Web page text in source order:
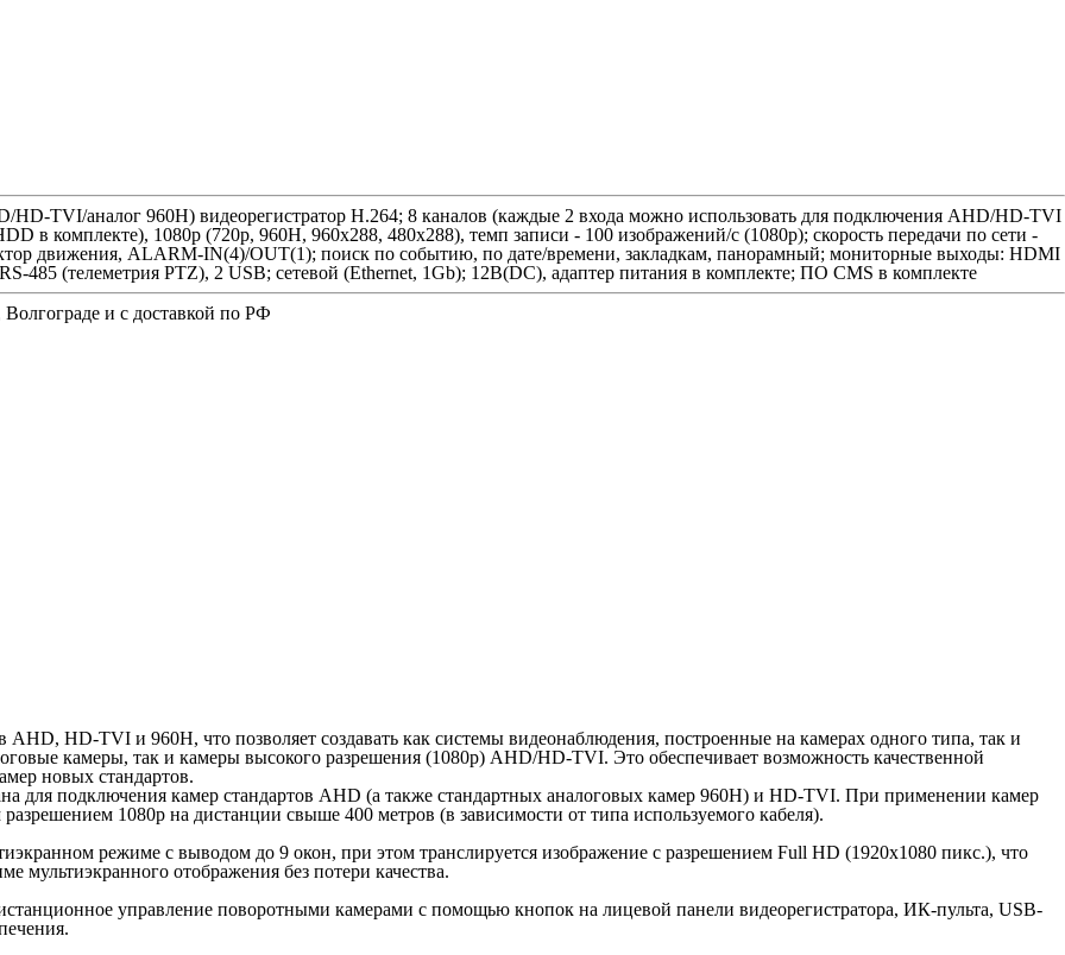
TVI/аналог 960H) видеорегистратор H.264; 8 каналов (каждые 2 входа можно использовать для подключения AHD/HD-TVI
в комплекте), 1080p (720p, 960H, 960x288, 480x288), темп записи - 100 изображений/с (1080p); скорость передачи по сети -
движения, ALARM-IN(4)/OUT(1); поиск по событию, по дате/времени, закладкам, панорамный; мониторные выходы: HDMI
485 (телеметрия PTZ), 2 USB; сетевой (Ethernet, 1Gb); 12В(DC), адаптер питания в комплекте; ПО CMS в комплекте
и с доставкой по РФ
HD-TVI и 960H, что позволяет создавать как системы видеонаблюдения, построенные на камерах одного типа, так и
камеры, так и камеры высокого разрешения (1080p) AHD/HD-TVI. Это обеспечивает возможность качественной
новых стандартов.
для подключения камер стандартов AHD (а также стандартных аналоговых камер 960H) и HD-TVI. При применении камер
1080p на дистанции свыше 400 метров (в зависимости от типа используемого кабеля).
режиме с выводом до 9 окон, при этом транслируется изображение с разрешением Full HD (1920x1080 пикс.), что
мультиэкранного отображения без потери качества.
управление поворотными камерами с помощью кнопок на лицевой панели видеорегистратора, ИК-пульта, USB-